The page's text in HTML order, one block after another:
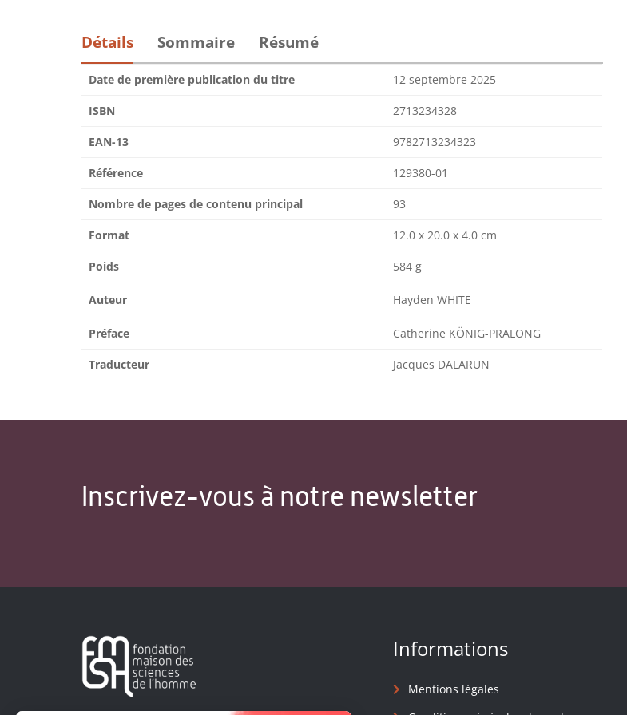
Détails Sommaire Résumé
Date de première publication du titre 12 septembre 2025
ISBN 2713234328
EAN-13 9782713234323
Référence 129380-01
Nombre de pages de contenu principal 93
Format 12.0 x 20.0 x 4.0 cm
Poids 584 g
Auteur Hayden WHITE
Préface Catherine KÖNIG-PRALONG
Traducteur Jacques DALARUN
Inscrivez-vous à notre newsletter
Informations
Mentions légales